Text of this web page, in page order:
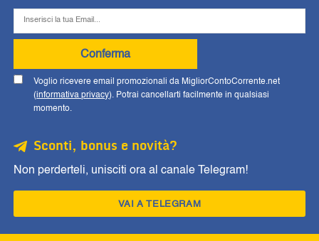
Conferma
Voglio ricevere email promozionali da MigliorContoCorrente.net
(informativa privacy). Potrai cancellarti facilmente in qualsiasi
momento.
Sconti, bonus e novità?
Non perderteli, unisciti ora al canale Telegram!
VAI A TELEGRAM